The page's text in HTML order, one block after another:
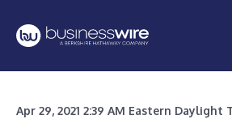
Apr 29, 2021 2:39 AM Eastern Daylight